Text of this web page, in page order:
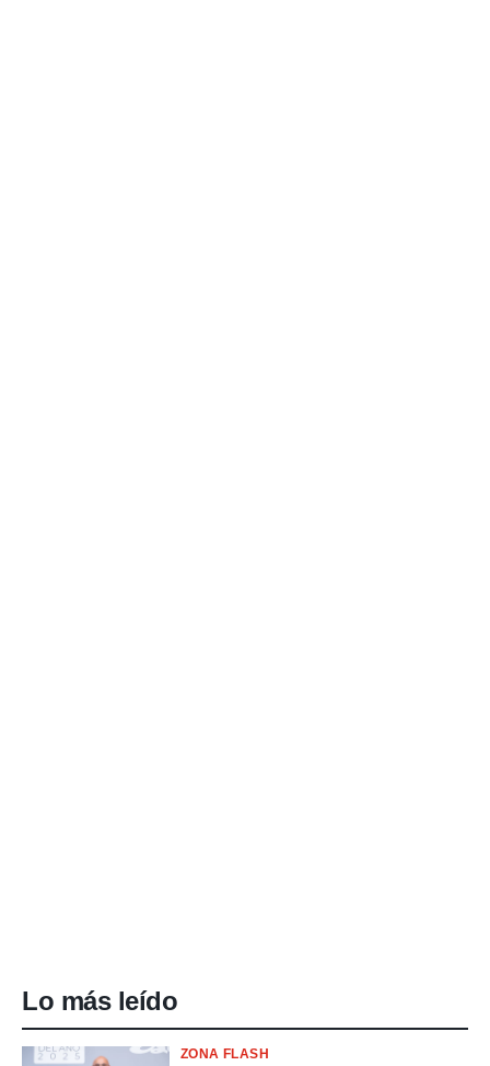
Lo más leído
ZONA FLASH